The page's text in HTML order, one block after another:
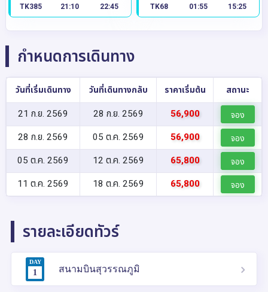
TK385 21:10 22:45 TK68 01:55 15:25
กำหนดการเดินทาง
วันที่เริ่มเดินทาง วันที่เดินทางกลับ ราคาเริ่มต้น สถานะ
21 ก.ย. 2569 28 ก.ย. 2569 56,900 จอง
28 ก.ย. 2569 05 ต.ค. 2569 56,900 จอง
05 ต.ค. 2569 12 ต.ค. 2569 65,800 จอง
11 ต.ค. 2569 18 ต.ค. 2569 65,800 จอง
รายละเอียดทัวร์
DAY
1 สนามบินสุวรรณภูมิ